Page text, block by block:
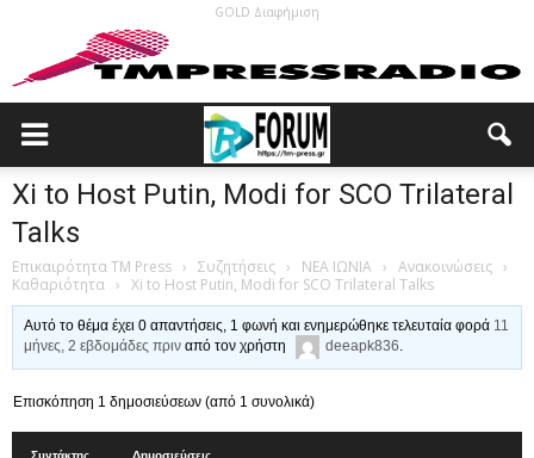
GOLD Διαφήμιση
Xi to Host Putin, Modi for SCO Trilateral
Talks
Επικαιρότητα TM Press › Συζητήσεις › ΝΕΑ ΙΩΝΙΑ › Ανακοινώσεις ›
Καθαριότητα › Xi to Host Putin, Modi for SCO Trilateral Talks
Αυτό το θέμα έχει 0 απαντήσεις, 1 φωνή και ενημερώθηκε τελευταία φορά 11
μήνες, 2 εβδομάδες πριν από τον χρήστη deeapk836.
Επισκόπηση 1 δημοσιεύσεων (από 1 συνολικά)
Συντάκτης Δημοσιεύσεις